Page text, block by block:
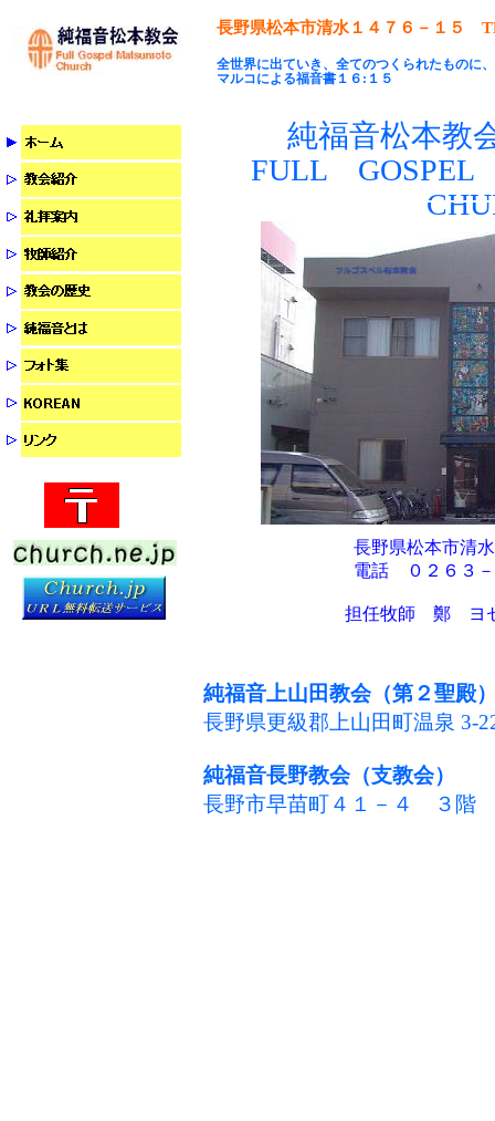
長野県松本市清水１４７６－１５
全世界に出ていき、全てのつくられたものに
マルコによる福音書１６:１５
純福音松本教
FULL
GOSPEL
長野県松本市清
電話 ０２６３
担任牧師 鄭 ヨ
純福音上山田教会（第２聖殿
長野県更級郡上山田町温泉 3-
純福音長野教会（支教会）
長野市早苗町４１－４ ３階